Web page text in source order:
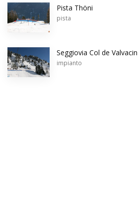
Pista Thöni
pista
Seggiovia Col de Valvacin
impianto